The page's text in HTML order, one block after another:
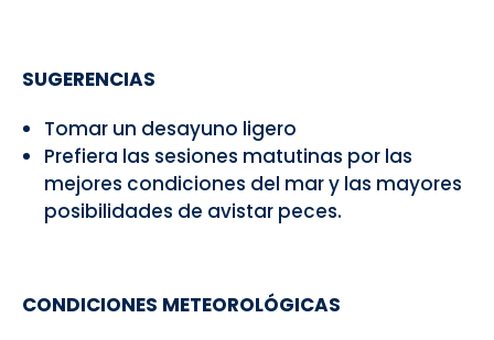
SUGERENCIAS
Tomar un desayuno ligero
Prefiera las sesiones matutinas por las
mejores condiciones del mar y las mayores
posibilidades de avistar peces.
CONDICIONES METEOROLÓGICAS